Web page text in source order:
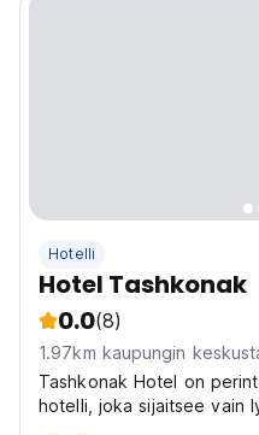
Hotelli
Hotel Tashkonak
0.0(8)
1.97km kaupungin
Tashkonak Hotel on
hotelli, joka sijaitsee vain